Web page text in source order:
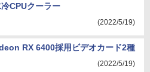
CPUクーラー
(2022/5/19)
RX 6400採用ビデオカード2種
(2022/5/19)